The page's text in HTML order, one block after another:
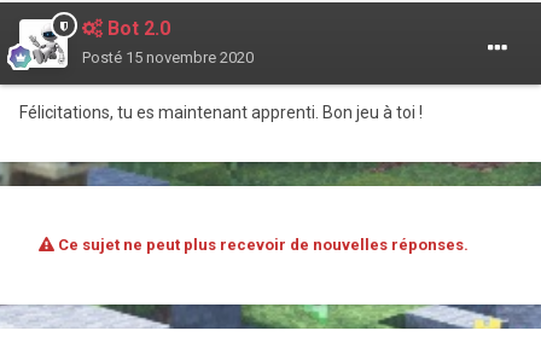
Bot 2.0
Posté 15 novembre 2020
Félicitations, tu es maintenant apprenti. Bon jeu à toi !
Ce sujet ne peut plus recevoir de nouvelles réponses.